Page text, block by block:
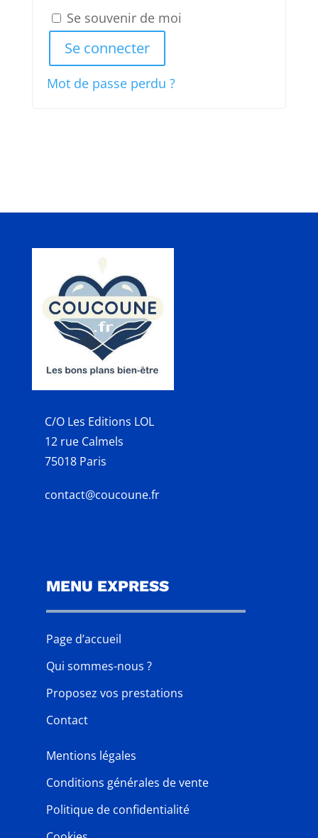
Se souvenir de moi
Se connecter
Mot de passe perdu ?
C/O Les Editions LOL
12 rue Calmels
75018 Paris
contact@coucoune.fr
MENU EXPRESS
Page d’accueil
Qui sommes-nous ?
Proposez vos prestations
Contact
Mentions légales
Conditions générales de vente
Politique de confidentialité